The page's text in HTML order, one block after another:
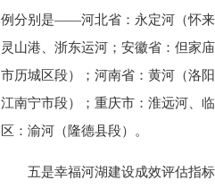
例分别是——河北省：永定河（怀来
灵山港、浙东运河；安徽省：但家
市历城区段）；河南省：黄河（洛
江南宁市段）；重庆市：淮远河、
区：渝河（隆德县段）。
五是幸福河湖建设成效评估指